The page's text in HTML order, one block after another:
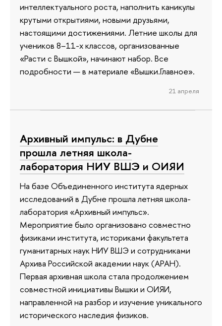
интеллектуального роста, наполнить каникулы
крутыми открытиями, новыми друзьями,
настоящими достижениями. Летние школы для
учеников 8–11-х классов, организованные
«Расти с Вышкой», начинают набор. Все
подробности — в материале «Вышки.Главное».
21 апреля
Архивный импульс: в Дубне
прошла летняя школа-
лаборатория НИУ ВШЭ и ОИЯИ
На базе Объединенного института ядерных
исследований в Дубне прошла летняя школа-
лаборатория «Архивный импульс».
Мероприятие было организовано совместно
физиками института, историками факультета
гуманитарных наук НИУ ВШЭ и сотрудниками
Архива Российской академии наук (АРАН).
Первая архивная школа стала продолжением
совместной инициативы Вышки и ОИЯИ,
направленной на разбор и изучение уникального
исторического наследия физиков.